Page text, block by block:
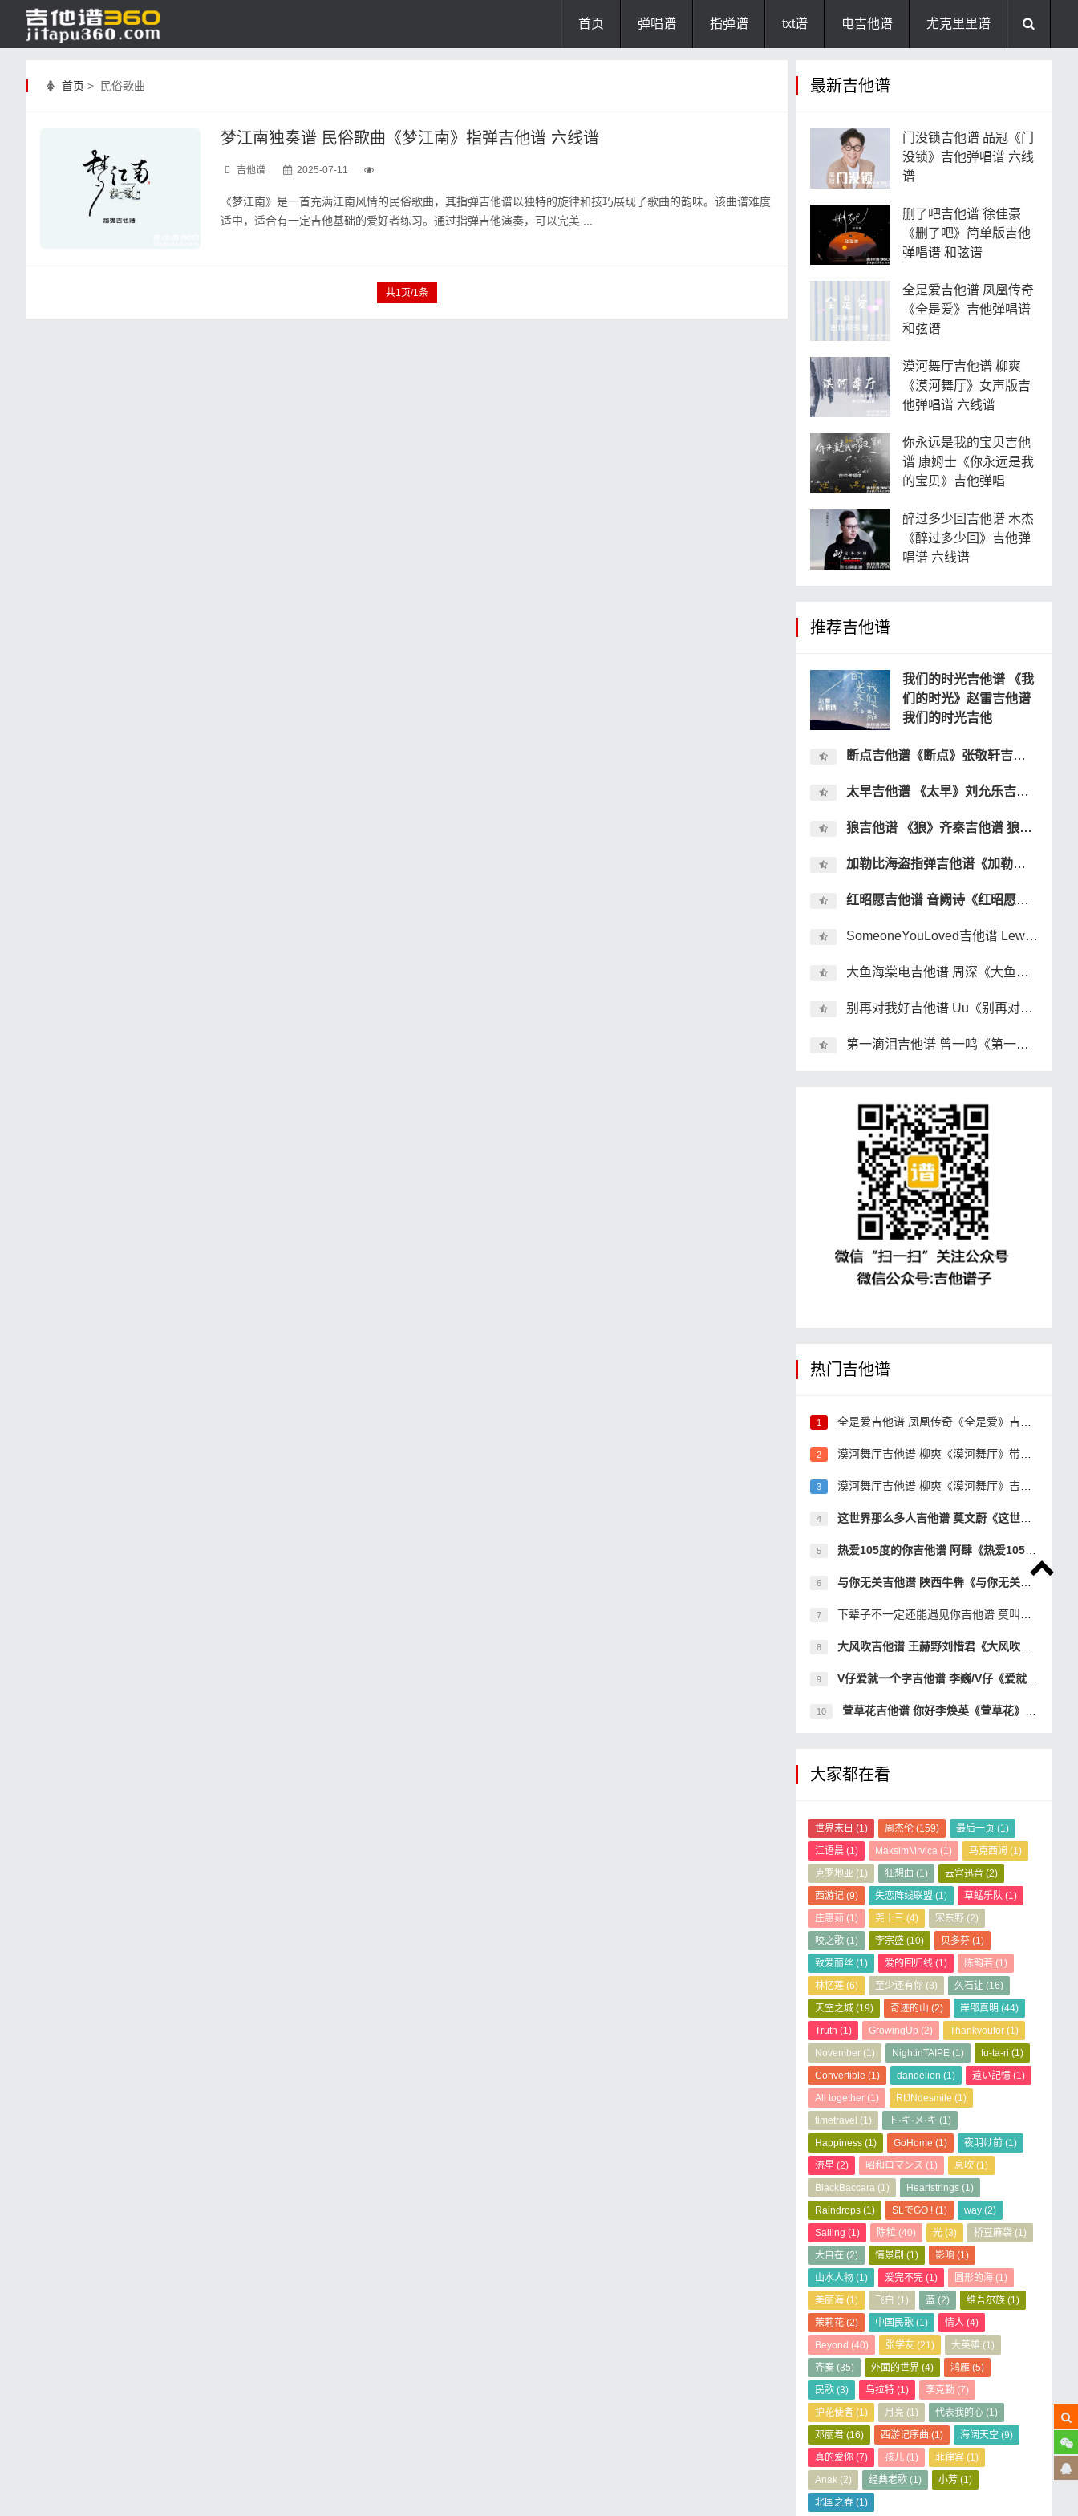
首页 弹唱谱 指弹谱 txt谱 电吉他谱 尤克里里谱
首页 > 民俗歌曲
梦江南独奏谱 民俗歌曲《梦江南》指弹吉他谱 六线谱
吉他谱 2025-07-11
《梦江南》是一首充满江南风情的民俗歌曲，其指弹吉他谱以独特的旋律和技巧展现了歌曲的韵味。该曲谱难度
适中，适合有一定吉他基础的爱好者练习。通过指弹吉他演奏，可以完美 ...
共1页/1条
最新吉他谱
门没锁吉他谱 品冠《门
没锁》吉他弹唱谱 六线
谱
删了吧吉他谱 徐佳豪
《删了吧》简单版吉他
弹唱谱 和弦谱
全是爱吉他谱 凤凰传奇
《全是爱》吉他弹唱谱
和弦谱
漠河舞厅吉他谱 柳爽
《漠河舞厅》女声版吉
他弹唱谱 六线谱
你永远是我的宝贝吉他
谱 康姆士《你永远是我
的宝贝》吉他弹唱
醉过多少回吉他谱 木杰
《醉过多少回》吉他弹
唱谱 六线谱
推荐吉他谱
我们的时光吉他谱 《我
们的时光》赵雷吉他谱
我们的时光吉他
断点吉他谱《断点》张敬轩吉他谱 断点吉弹唱谱
太早吉他谱 《太早》刘允乐吉他谱 太早吉他弹唱谱
狼吉他谱 《狼》齐秦吉他谱 狼吉他弹唱谱
加勒比海盗指弹吉他谱《加勒比海盗》双吉他指弹吉他谱
红昭愿吉他谱 音阙诗《红昭愿》吉他弹唱谱 六线谱
SomeoneYouLoved吉他谱 Lewis Capaldi《Someone You Loved》吉他弹唱谱
大鱼海棠电吉他谱 周深《大鱼海棠》电吉他solo谱 独奏谱
别再对我好吉他谱 Uu《别再对我好》吉他弹唱谱 六线谱
第一滴泪吉他谱 曾一鸣《第一滴泪》吉他弹唱谱 六线谱
热门吉他谱
1 全是爱吉他谱 凤凰传奇《全是爱》吉他弹唱谱
2 漠河舞厅吉他谱 柳爽《漠河舞厅》带间奏吉他弹
3 漠河舞厅吉他谱 柳爽《漠河舞厅》吉他弹唱谱
4 这世界那么多人吉他谱 莫文蔚《这世界那么多人
5 热爱105度的你吉他谱 阿肆《热爱105°c的你》吉他
6 与你无关吉他谱 陕西牛犇《与你无关》现场版吉
7 下辈子不一定还能遇见你吉他谱 莫叫姐姐吉他弹
8 大风吹吉他谱 王赫野刘惜君《大风吹》BillieJea
9 V仔爱就一个字吉他谱 李巍/V仔《爱就一个字》吉
10 萱草花吉他谱 你好李焕英《萱草花》完美还原版
大家都在看
世界末日 (1) 周杰伦 (159) 最后一页 (1)
江语晨 (1) MaksimMrvica (1) 马克西姆 (1)
克罗地亚 (1) 狂想曲 (1) 云宫迅音 (2)
西游记 (9) 失恋阵线联盟 (1) 草蜢乐队 (1)
庄惠茹 (1) 尧十三 (4) 宋东野 (2)
咬之歌 (1) 李宗盛 (10) 贝多芬 (1)
致爱丽丝 (1) 爱的回归线 (1) 陈韵若 (1)
林忆莲 (6) 至少还有你 (3) 久石让 (16)
天空之城 (19) 奇迹的山 (2) 岸部真明 (44)
Truth (1) GrowingUp (2) Thankyoufor (1)
November (1) NightinTAIPE (1) fu-ta-ri (1)
Convertible (1) dandelion (1) 遠い記憶 (1)
All together (1) RIJNdesmile (1)
timetravel (1) ト·キ·メ·キ (1)
Happiness (1) GoHome (1) 夜明け前 (1)
流星 (2) 昭和ロマンス (1) 息吹 (1)
BlackBaccara (1) Heartstrings (1)
Raindrops (1) SLでGO ! (1) way (2)
Sailing (1) 陈粒 (40) 光 (3) 桥豆麻袋 (1)
大自在 (2) 情景剧 (1) 影响 (1)
山水人物 (1) 爱完不完 (1) 圆形的海 (1)
美丽海 (1) 飞白 (1) 蓝 (2) 维吾尔族 (1)
茉莉花 (2) 中国民歌 (1) 情人 (4)
Beyond (40) 张学友 (21) 大英雄 (1)
齐秦 (35) 外面的世界 (4) 鸿雁 (5)
民歌 (3) 乌拉特 (1) 李克勤 (7)
护花使者 (1) 月亮 (1) 代表我的心 (1)
邓丽君 (16) 西游记序曲 (1) 海阔天空 (9)
真的爱你 (7) 孩儿 (1) 菲律宾 (1)
Anak (2) 经典老歌 (1) 小芳 (1)
北国之春 (1)